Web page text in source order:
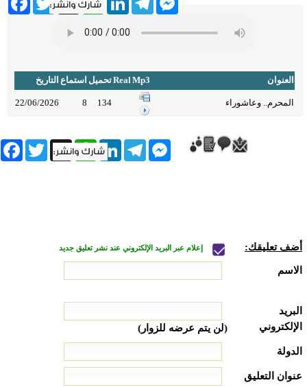
العنوان Mp3
Realتحميل استماع التاريخ
المحرم.. وعاشوراء 134
8
22/06/2026
Twitter X
WhatsAppLinkedInTelegram
Messenger
أضف تعليقك: إعلام عبر البريد الإلكتروني عند نشر تعليق جديد
الاسم
البريد
الإلكتروني
(لن يتم عرضه للزوار)
الدولة
عنوان التعليق